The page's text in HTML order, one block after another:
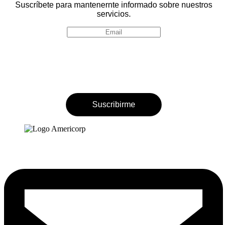
Suscríbete para mantenernte informado sobre nuestros
servicios.